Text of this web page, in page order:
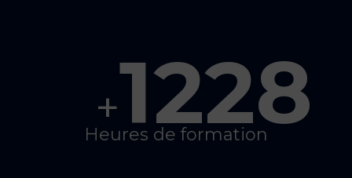
+1228
Heures de formation